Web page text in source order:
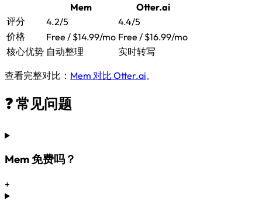
Mem
Otter.ai
评分
4.2/5
4.4/5
价格
Free / $14.99/mo Free / $16.99/mo
核心优势 自动整理 实时转写
查看完整对比： Mem 对比 Otter.ai。
❓ 常见问题
Mem 免费吗？
+